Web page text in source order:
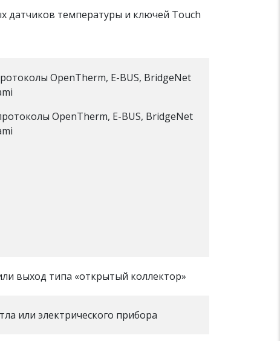
датчиков температуры и ключей Touch
OpenTherm, E-BUS, BridgeNet
OpenTherm, E-BUS, BridgeNet
выход типа «открытый коллектор»
или электрического прибора